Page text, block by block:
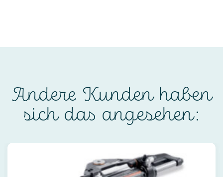
Andere Kunden haben
sich das angesehen: